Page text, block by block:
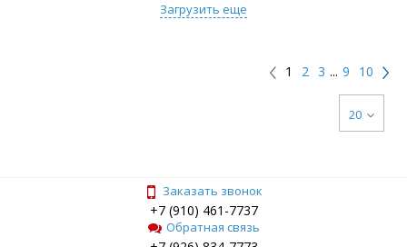
Загрузить еще
1 2 3 ... 9 10
20
Заказать звонок
+7 (910) 461-7737
Обратная связь